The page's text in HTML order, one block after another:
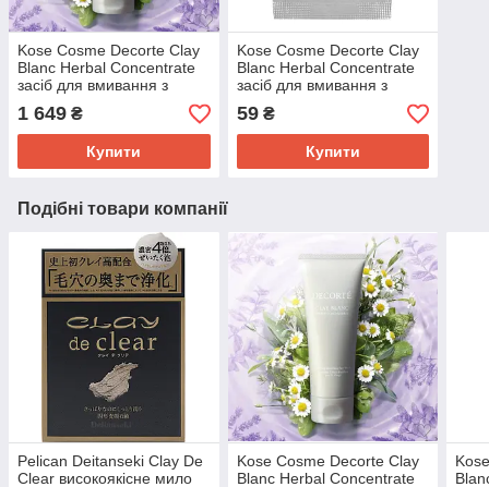
Kose Cosme Decorte Clay
Blanc Herbal Concentrate
засіб для вмивання з
білою глиною та
рослинними екстрактами,
160 мл
1 649 ₴
Купити
Kose Cosme Decorte Clay
Blanc Herbal Concentrate
засіб для вмивання з
білою глиною та
рослинними екстрактами,
пробник 1,5 г
59₴
Купити
Подібні товари компанії
Pelican Deitanseki Clay De
Clear високоякісне мило
Kose Cosme Decorte Clay
Blanc Herbal Concentrate